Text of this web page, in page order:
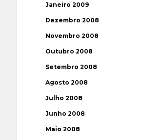
Janeiro 2009
Dezembro 2008
Novembro 2008
Outubro 2008
Setembro 2008
Agosto 2008
Julho 2008
Junho 2008
Maio 2008